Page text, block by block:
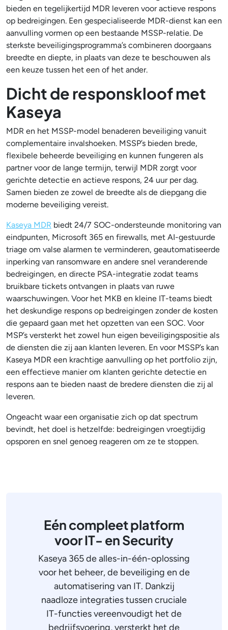
bieden en tegelijkertijd MDR leveren voor actieve respons
op bedreigingen. Een gespecialiseerde MDR-dienst kan een
aanvulling vormen op een bestaande MSSP-relatie. De
sterkste beveiligingsprogramma’s combineren doorgaans
breedte en diepte, in plaats van deze te beschouwen als
een keuze tussen het een of het ander.
Dicht de responskloof met
Kaseya
MDR en het MSSP-model benaderen beveiliging vanuit
complementaire invalshoeken. MSSP’s bieden brede,
flexibele beheerde beveiliging en kunnen fungeren als
partner voor de lange termijn, terwijl MDR zorgt voor
gerichte detectie en actieve respons, 24 uur per dag.
Samen bieden ze zowel de breedte als de diepgang die
moderne beveiliging vereist.
Kaseya MDR biedt 24/7 SOC-ondersteunde monitoring van
eindpunten, Microsoft 365 en firewalls, met AI-gestuurde
triage om valse alarmen te verminderen, geautomatiseerde
inperking van ransomware en andere snel veranderende
bedreigingen, en directe PSA-integratie zodat teams
bruikbare tickets ontvangen in plaats van ruwe
waarschuwingen. Voor het MKB en kleine IT-teams biedt
het deskundige respons op bedreigingen zonder de kosten
die gepaard gaan met het opzetten van een SOC. Voor
MSP’s versterkt het zowel hun eigen beveiligingspositie als
de diensten die zij aan klanten leveren. En voor MSSP’s kan
Kaseya MDR een krachtige aanvulling op het portfolio zijn,
een effectieve manier om klanten gerichte detectie en
respons aan te bieden naast de bredere diensten die zij al
leveren.
Ongeacht waar een organisatie zich op dat spectrum
bevindt, het doel is hetzelfde: bedreigingen vroegtijdig
opsporen en snel genoeg reageren om ze te stoppen.
Eén compleet platform
voor IT- en Security
Kaseya 365 de alles-in-één-oplossing
voor het beheer, de beveiliging en de
automatisering van IT. Dankzij
naadloze integraties tussen cruciale
IT-functies vereenvoudigt het de
bedrijfsvoering, versterkt het de